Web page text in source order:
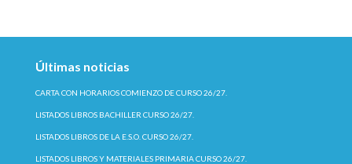
Últimas noticias
CARTA CON HORARIOS COMIENZO DE CURSO 26/27.
LISTADOS LIBROS BACHILLER CURSO 26/27.
LISTADOS LIBROS DE LA E.S.O. CURSO 26/27.
LISTADOS LIBROS Y MATERIALES PRIMARIA CURSO 26/27.